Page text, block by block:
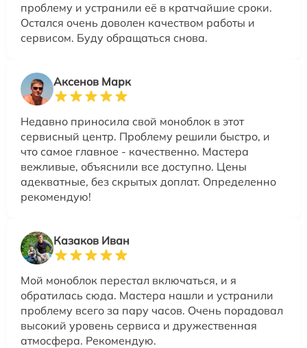
проблему и устранили её в кратчайшие сроки.
Остался очень доволен качеством работы и
сервисом. Буду обращаться снова.
Аксенов Марк
Недавно приносила свой моноблок в этот
сервисный центр. Проблему решили быстро, и
что самое главное - качественно. Мастера
вежливые, объяснили все доступно. Цены
адекватные, без скрытых доплат. Определенно
рекомендую!
Казаков Иван
Мой моноблок перестал включаться, и я
обратилась сюда. Мастера нашли и устранили
проблему всего за пару часов. Очень порадовал
высокий уровень сервиса и дружественная
атмосфера. Рекомендую.